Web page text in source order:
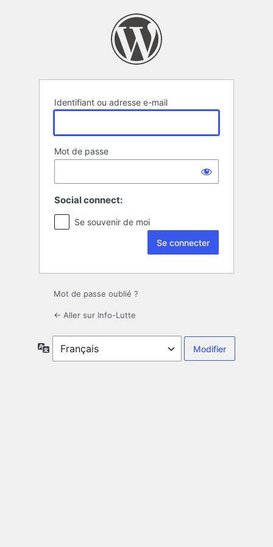
Identifiant ou adresse e-mail
Mot de passe
Social connect:
Se souvenir de moi
Mot de passe oublié ?
← Aller sur Info-Lutte
Langue